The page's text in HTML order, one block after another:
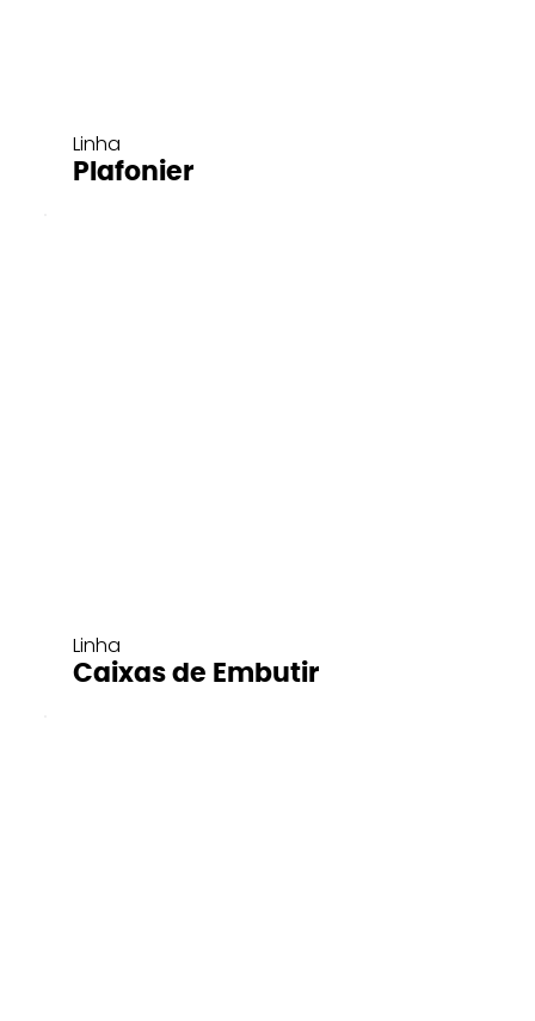
Linha
Plafonier
Linha
Caixas de Embutir